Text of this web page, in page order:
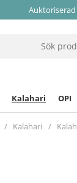
Kalahari OPI
Kalahari